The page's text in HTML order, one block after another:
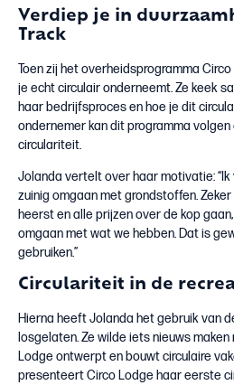
Verdiep je in
Track
Toen zij het overheidsprogramma
je echt circulair onderneemt. Ze keek
haar bedrijfsproces en hoe je dit
ondernemer kan dit programma
circulariteit.
Jolanda vertelt over haar motivatie:
zuinig omgaan met grondstoffen.
heerst en alle prijzen over de kop
omgaan met wat we hebben. Dat is
gebruiken.”
Circulariteit in de
Hierna heeft Jolanda het gebruik van
losgelaten. Ze wilde iets nieuws
Lodge ontwerpt en bouwt circulaire
presenteert Circo Lodge haar eerste